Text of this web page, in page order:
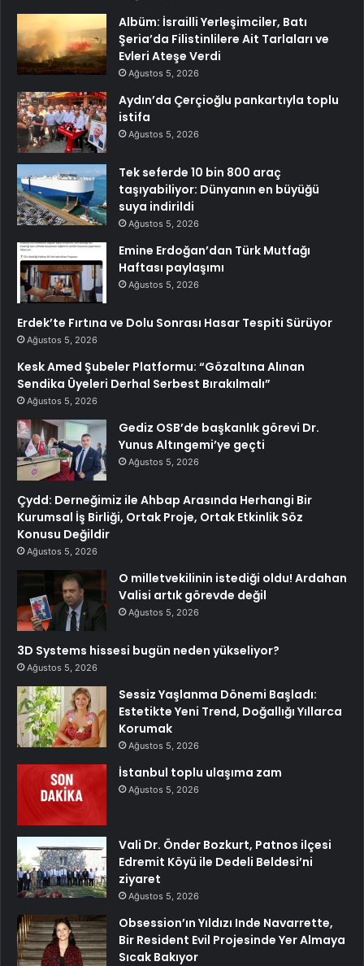
Albüm: İsrailli Yerleşimciler, Batı
Şeria’da Filistinlilere Ait Tarlaları ve
Evleri Ateşe Verdi
Ağustos 5, 2026
Aydın’da Çerçioğlu pankartıyla toplu
istifa
Ağustos 5, 2026
Tek seferde 10 bin 800 araç
taşıyabiliyor: Dünyanın en büyüğü
suya indirildi
Ağustos 5, 2026
Emine Erdoğan’dan Türk Mutfağı
Haftası paylaşımı
Ağustos 5, 2026
Erdek’te Fırtına ve Dolu Sonrası Hasar Tespiti Sürüyor
Ağustos 5, 2026
Kesk Amed Şubeler Platformu: “Gözaltına Alınan
Sendika Üyeleri Derhal Serbest Bırakılmalı”
Ağustos 5, 2026
Gediz OSB’de başkanlık görevi Dr.
Yunus Altıngemi’ye geçti
Ağustos 5, 2026
Çydd: Derneğimiz ile Ahbap Arasında Herhangi Bir
Kurumsal İş Birliği, Ortak Proje, Ortak Etkinlik Söz
Konusu Değildir
Ağustos 5, 2026
O milletvekilinin istediği oldu! Ardahan
Valisi artık görevde değil
Ağustos 5, 2026
3D Systems hissesi bugün neden yükseliyor?
Ağustos 5, 2026
Sessiz Yaşlanma Dönemi Başladı:
Estetikte Yeni Trend, Doğallığı Yıllarca
Korumak
Ağustos 5, 2026
İstanbul toplu ulaşıma zam
Ağustos 5, 2026
Vali Dr. Önder Bozkurt, Patnos ilçesi
Edremit Köyü ile Dedeli Beldesi’ni
ziyaret
Ağustos 5, 2026
Obsession’ın Yıldızı Inde Navarrette,
Bir Resident Evil Projesinde Yer Almaya
Sıcak Bakıyor